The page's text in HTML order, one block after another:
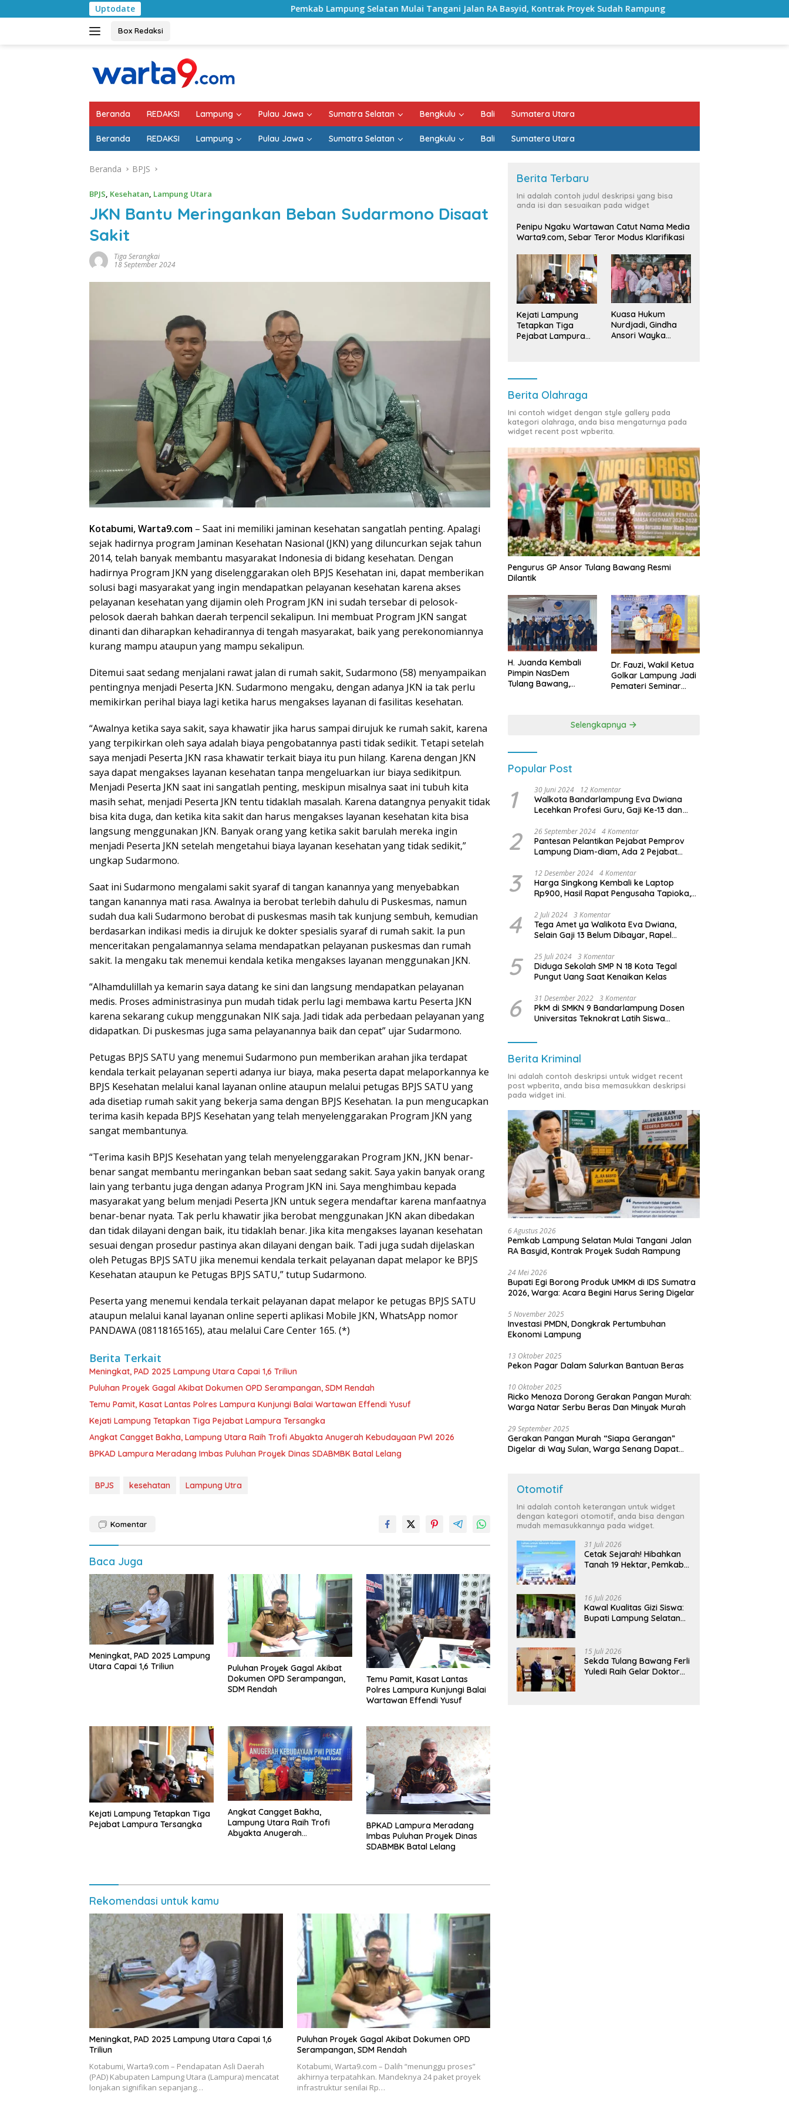
ke
Uptodate Pemkab Lampung Selatan Mulai Tangani Jalan RA Basyid, Kontrak Proyek Sudah Rampung Bulan Kemerdekaan, Bupati Lampung
Box Redaksi
Beranda REDAKSI Lampung Pulau Jawa Sumatra Selatan Bengkulu Bali Sumatera Utara
Beranda REDAKSI Lampung Pulau Jawa Sumatra Selatan Bengkulu Bali Sumatera Utara
Beranda BPJS
BPJS, Kesehatan, Lampung Utara
JKN Bantu Meringankan Beban Sudarmono Disaat
Sakit
Tiga Serangkai
18 September 2024
Kotabumi, Warta9.com – Saat ini memiliki jaminan kesehatan sangatlah penting. Apalagi
sejak hadirnya program Jaminan Kesehatan Nasional (JKN) yang diluncurkan sejak tahun
2014, telah banyak membantu masyarakat Indonesia di bidang kesehatan. Dengan
hadirnya Program JKN yang diselenggarakan oleh BPJS Kesehatan ini, dapat memberikan
solusi bagi masyarakat yang ingin mendapatkan pelayanan kesehatan karena akses
pelayanan kesehatan yang dijamin oleh Program JKN ini sudah tersebar di pelosok-
pelosok daerah bahkan daerah terpencil sekalipun. Ini membuat Program JKN sangat
dinanti dan diharapkan kehadirannya di tengah masyarakat, baik yang perekonomiannya
kurang mampu ataupun yang mampu sekalipun.
Ditemui saat sedang menjalani rawat jalan di rumah sakit, Sudarmono (58) menyampaikan
pentingnya menjadi Peserta JKN. Sudarmono mengaku, dengan adanya JKN ia tak perlu
memikirkan perihal biaya lagi ketika harus mengakses layanan di fasilitas kesehatan.
“Awalnya ketika saya sakit, saya khawatir jika harus sampai dirujuk ke rumah sakit, karena
yang terpikirkan oleh saya adalah biaya pengobatannya pasti tidak sedikit. Tetapi setelah
saya menjadi Peserta JKN rasa khawatir terkait biaya itu pun hilang. Karena dengan JKN
saya dapat mengakses layanan kesehatan tanpa mengeluarkan iur biaya sedikitpun.
Menjadi Peserta JKN saat ini sangatlah penting, meskipun misalnya saat ini tubuh kita
masih sehat, menjadi Peserta JKN tentu tidaklah masalah. Karena datangnya penyakit tidak
bisa kita duga, dan ketika kita sakit dan harus mengakses layanan kesehatan kita bisa
langsung menggunakan JKN. Banyak orang yang ketika sakit barulah mereka ingin
menjadi Peserta JKN setelah mengetahui biaya layanan kesehatan yang tidak sedikit,”
ungkap Sudarmono.
Saat ini Sudarmono mengalami sakit syaraf di tangan kanannya yang menyebabkan
tangan kanannya mati rasa. Awalnya ia berobat terlebih dahulu di Puskesmas, namun
sudah dua kali Sudarmono berobat di puskesmas masih tak kunjung sembuh, kemudian
berdasarkan indikasi medis ia dirujuk ke dokter spesialis syaraf di rumah sakit. Ia pun
menceritakan pengalamannya selama mendapatkan pelayanan puskesmas dan rumah
sakit. Ia mengaku tak menemui kendala ketika mengakses layanan menggunakan JKN.
“Alhamdulillah ya kemarin saya datang ke sini dan langsung mendapatkan pelayanan
medis. Proses administrasinya pun mudah tidak perlu lagi membawa kartu Peserta JKN
karena sekarang cukup menggunakan NIK saja. Jadi tidak ada perbedaan pelayanan yang
didapatkan. Di puskesmas juga sama pelayanannya baik dan cepat” ujar Sudarmono.
Petugas BPJS SATU yang menemui Sudarmono pun memberikan arahan jika terdapat
kendala terkait pelayanan seperti adanya iur biaya, maka peserta dapat melaporkannya ke
BPJS Kesehatan melalui kanal layanan online ataupun melalui petugas BPJS SATU yang
ada disetiap rumah sakit yang bekerja sama dengan BPJS Kesehatan. Ia pun mengucapkan
terima kasih kepada BPJS Kesehatan yang telah menyelenggarakan Program JKN yang
sangat membantunya.
“Terima kasih BPJS Kesehatan yang telah menyelenggarakan Program JKN, JKN benar-
benar sangat membantu meringankan beban saat sedang sakit. Saya yakin banyak orang
lain yang terbantu juga dengan adanya Program JKN ini. Saya menghimbau kepada
masyarakat yang belum menjadi Peserta JKN untuk segera mendaftar karena manfaatnya
benar-benar nyata. Tak perlu khawatir jika berobat menggunakan JKN akan dibedakan
dan tidak dilayani dengan baik, itu tidaklah benar. Jika kita mengakses layanan kesehatan
sesuai dengan prosedur pastinya akan dilayani dengan baik. Tadi juga sudah dijelaskan
oleh Petugas BPJS SATU jika menemui kendala terkait pelayanan dapat melapor ke BPJS
Kesehatan ataupun ke Petugas BPJS SATU,” tutup Sudarmono.
Peserta yang menemui kendala terkait pelayanan dapat melapor ke petugas BPJS SATU
ataupun melalui kanal layanan online seperti aplikasi Mobile JKN, WhatsApp nomor
PANDAWA (08118165165), atau melalui Care Center 165. (*)
Berita Terkait
Meningkat, PAD 2025 Lampung Utara Capai 1,6 Triliun
Puluhan Proyek Gagal Akibat Dokumen OPD Serampangan, SDM Rendah
Temu Pamit, Kasat Lantas Polres Lampura Kunjungi Balai Wartawan Effendi Yusuf
Kejati Lampung Tetapkan Tiga Pejabat Lampura Tersangka
Angkat Cangget Bakha, Lampung Utara Raih Trofi Abyakta Anugerah Kebudayaan PWI 2026
BPKAD Lampura Meradang Imbas Puluhan Proyek Dinas SDABMBK Batal Lelang
BPJS kesehatan Lampung Utra
Komentar
Baca Juga
Meningkat, PAD 2025 Lampung
Utara Capai 1,6 Triliun
Puluhan Proyek Gagal Akibat
Dokumen OPD Serampangan,
SDM Rendah
Temu Pamit, Kasat Lantas
Polres Lampura Kunjungi Balai
Wartawan Effendi Yusuf
Kejati Lampung Tetapkan Tiga
Pejabat Lampura Tersangka
Angkat Cangget Bakha,
Lampung Utara Raih Trofi
Abyakta Anugerah
BPKAD Lampura Meradang
Imbas Puluhan Proyek Dinas
SDABMBK Batal Lelang
Rekomendasi untuk kamu
Meningkat, PAD 2025 Lampung Utara Capai 1,6
Triliun
Kotabumi, Warta9.com – Pendapatan Asli Daerah
(PAD) Kabupaten Lampung Utara (Lampura) mencatat
lonjakan signifikan sepanjang…
Puluhan Proyek Gagal Akibat Dokumen OPD
Serampangan, SDM Rendah
Kotabumi, Warta9.com – Dalih “menunggu proses”
akhirnya terpatahkan. Mandeknya 24 paket proyek
infrastruktur senilai Rp…
Berita Terbaru
Ini adalah contoh judul deskripsi yang bisa
anda isi dan sesuaikan pada widget
Penipu Ngaku Wartawan Catut Nama Media
Warta9.com, Sebar Teror Modus Klarifikasi
Kejati Lampung
Tetapkan Tiga
Pejabat Lampura
Kuasa Hukum
Nurdjadi, Gindha
Ansori Wayka
Berita Olahraga
Ini contoh widget dengan style gallery pada
kategori olahraga, anda bisa mengaturnya pada
widget recent post wpberita.
Pengurus GP Ansor Tulang Bawang Resmi
Dilantik
H. Juanda Kembali
Pimpin NasDem
Tulang Bawang,
Dr. Fauzi, Wakil Ketua
Golkar Lampung Jadi
Pemateri Seminar
Kebangsaan
Selengkapnya
Popular Post
1 30 Juni 2024 12 Komentar
Walkota Bandarlampung Eva Dwiana
Lecehkan Profesi Guru, Gaji Ke-13 dan
2 26 September 2024 4 Komentar
Pantesan Pelantikan Pejabat Pemprov
Lampung Diam-diam, Ada 2 Pejabat
3 12 Desember 2024 4 Komentar
Harga Singkong Kembali ke Laptop
Rp900, Hasil Rapat Pengusaha Tapioka,
Lampung
4 2 Juli 2024 3 Komentar
Tega Amet ya Walikota Eva Dwiana,
Selain Gaji 13 Belum Dibayar, Rapel
Dibayar
5 25 Juli 2024 3 Komentar
Diduga Sekolah SMP N 18 Kota Tegal
Pungut Uang Saat Kenaikan Kelas
6 31 Desember 2022 3 Komentar
PkM di SMKN 9 Bandarlampung Dosen
Universitas Teknokrat Latih Siswa
Berita Kriminal
Ini adalah contoh deskripsi untuk widget recent
post wpberita, anda bisa memasukkan deskripsi
pada widget ini.
6 Agustus 2026
Pemkab Lampung Selatan Mulai Tangani Jalan
RA Basyid, Kontrak Proyek Sudah Rampung
24 Mei 2026
Bupati Egi Borong Produk UMKM di IDS Sumatra
2026, Warga: Acara Begini Harus Sering Digelar
5 November 2025
Investasi PMDN, Dongkrak Pertumbuhan
Ekonomi Lampung
13 Oktober 2025
Pekon Pagar Dalam Salurkan Bantuan Beras
10 Oktober 2025
Ricko Menoza Dorong Gerakan Pangan Murah:
Warga Natar Serbu Beras Dan Minyak Murah
29 September 2025
Gerakan Pangan Murah “Siapa Gerangan”
Digelar di Way Sulan, Warga Senang Dapat
Otomotif
Ini adalah contoh keterangan untuk widget
dengan kategori otomotif, anda bisa dengan
mudah memasukkannya pada widget.
31 Juli 2026
Cetak Sejarah! Hibahkan
Tanah 19 Hektar, Pemkab
Terintegrasi Pertama di
Lampung
16 Juli 2026
Kawal Kualitas Gizi Siswa:
Bupati Lampung Selatan
Bergizi Gratis di Natar
15 Juli 2026
Sekda Tulang Bawang Ferli
Yuledi Raih Gelar Doktor